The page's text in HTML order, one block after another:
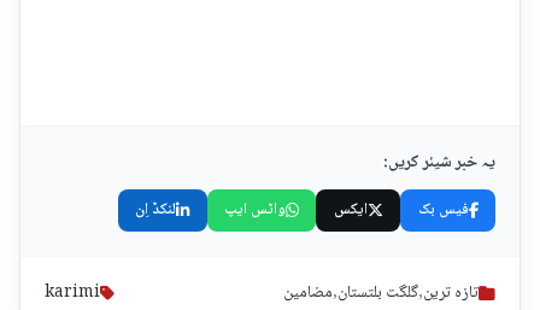
یہ خبر شیئر کریں:
فیس بک ایکس واٹس ایپ لنکڈ اِن
تازہ ترین,گلگت بلتستان,مضامین karimi